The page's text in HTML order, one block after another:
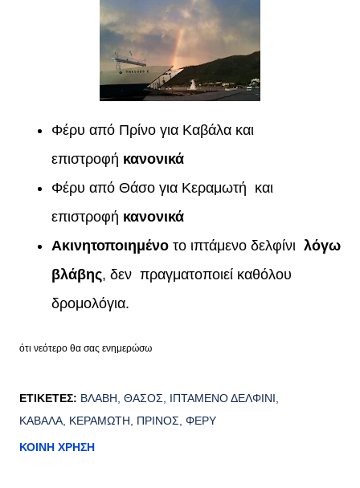
Φέρυ από Πρίνο για Καβάλα και
επιστροφή κανονικά
Φέρυ από Θάσο για Κεραμωτή και
επιστροφή κανονικά
Ακινητοποιημένο το ιπτάμενο δελφίνι λόγω
βλάβης, δεν πραγματοποιεί καθόλου
δρομολόγια.
ότι νεότερο θα σας ενημερώσω
ΕΤΙΚΈΤΕΣ: ΒΛΆΒΗ ΘΆΣΟΣ
ΙΠΤΆΜΕΝΟ ΔΕΛΦΊΝΙ
ΚΑΒΆΛΑ ΚΕΡΑΜΩΤΉ ΠΡΊΝΟΣ ΦΈΡΥ
ΚΟΙΝΉ ΧΡΉΣΗ